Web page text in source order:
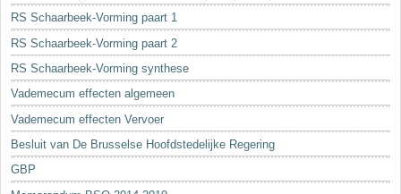
RS Schaarbeek-Vorming paart 1
RS Schaarbeek-Vorming paart 2
RS Schaarbeek-Vorming synthese
Vademecum effecten algemeen
Vademecum effecten Vervoer
Besluit van De Brusselse Hoofdstedelijke Regering
GBP